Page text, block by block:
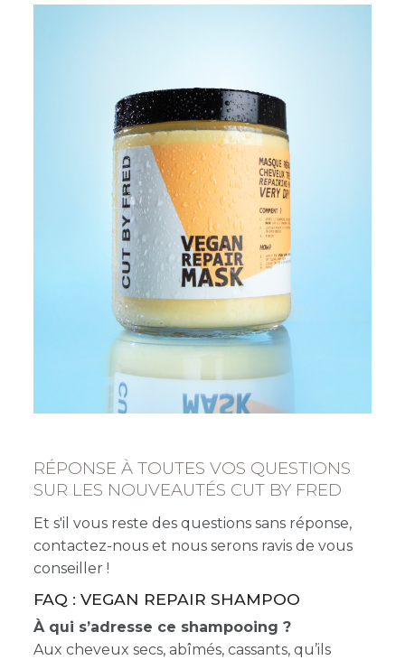
RÉPONSE À TOUTES VOS QUESTIONS
SUR LES NOUVEAUTÉS CUT BY FRED
Et s'il vous reste des questions sans réponse,
contactez-nous et nous serons ravis de vous
conseiller !
FAQ : VEGAN REPAIR SHAMPOO
À qui s’adresse ce shampooing ?
Aux cheveux secs, abîmés, cassants, qu’ils